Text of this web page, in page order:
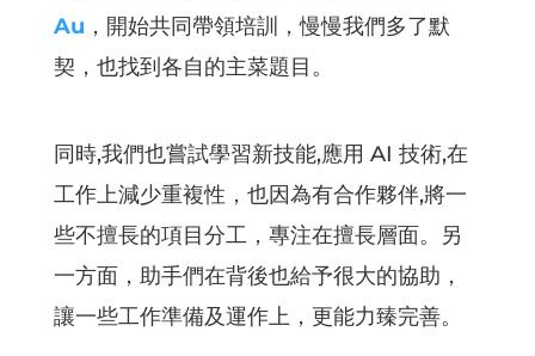
Au ，開始共同帶領培訓，慢慢我們多了默
契，也找到各自的主菜題目。
同時,我們也嘗試學習新技能,應用 AI 技術,在
工作上減少重複性，也因為有合作夥伴,將一
些不擅長的項目分工，專注在擅長層面。另
一方面，助手們在背後也給予很大的協助，
讓一些工作準備及運作上，更能力臻完善。